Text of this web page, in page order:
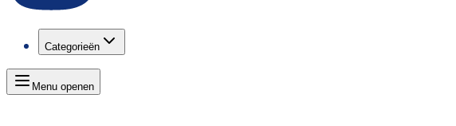
Categorieën
Menu openen